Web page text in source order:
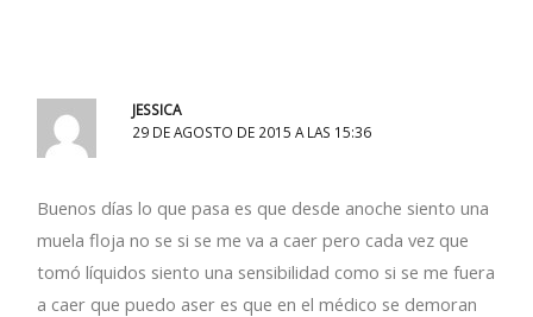
JESSICA
29 DE AGOSTO DE 2015 A LAS 15:36
Buenos días lo que pasa es que desde anoche siento una
muela floja no se si se me va a caer pero cada vez que
tomó líquidos siento una sensibilidad como si se me fuera
a caer que puedo aser es que en el médico se demoran